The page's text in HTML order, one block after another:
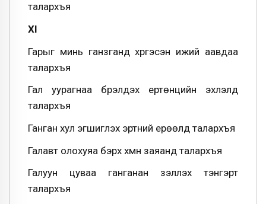
талархъя
XI
Гарыг минь ганзганд хүргэсэн ижий аавдаа
талархъя
Гал уурагнаа бүрэлдэх ертөнцийн эхлэлд
талархъя
Ганган хул эгшиглэх эртний ерөөлд талархъя
Галавт олохуяа бэрх хүмүүн заяанд талархъя
Галуун цуваа ганганан зэллэх тэнгэрт
талархъя